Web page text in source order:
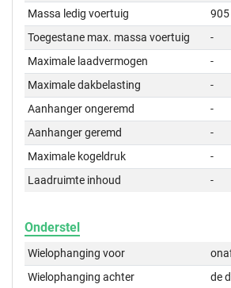
Massa ledig voertuig
905
Toegestane max. massa voertuig
-
Maximale laadvermogen
-
Maximale dakbelasting
-
Aanhanger ongeremd
-
Aanhanger geremd
-
Maximale kogeldruk
-
Laadruimte inhoud
-
Onderstel
Wielophanging voor
Wielophanging achter
de